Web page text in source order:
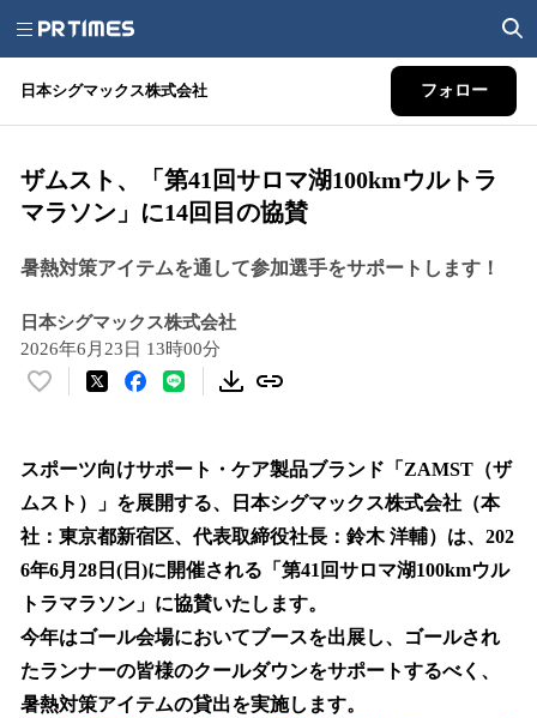
日本シグマックス株式会社 フォロー
ザムスト、「第41回サロマ湖100kmウルトラ
マラソン」に14回目の協賛
暑熱対策アイテムを通して参加選手をサポートします！
日本シグマックス株式会社
2026年6月23日 13時00分
い
！
数
読
み
込
み
中
で
す
スポーツ向けサポート・ケア製品ブランド「ZAMST（ザ
ムスト）」を展開する、日本シグマックス株式会社（本
社：東京都新宿区、代表取締役社長：鈴木 洋輔）は、202
6年6月28日(日)に開催される「第41回サロマ湖100kmウル
トラマラソン」に協賛いたします。
今年はゴール会場においてブースを出展し、ゴールされ
たランナーの皆様のクールダウンをサポートするべく、
暑熱対策アイテムの貸出を実施します。